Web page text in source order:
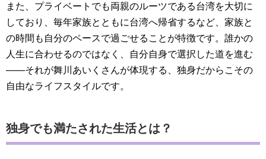
また、プライベートでも両親のルーツである台湾を大切に
しており、毎年家族とともに台湾へ帰省するなど、家族と
の時間も自分のペースで過ごせることが特徴です。誰かの
人生に合わせるのではなく、自分自身で選択した道を進む
――それが舞川あいくさんが体現する、独身だからこその
自由なライフスタイルです。
独身でも満たされた生活とは？